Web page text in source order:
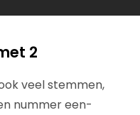
2
veel stemmen,
nummer een-